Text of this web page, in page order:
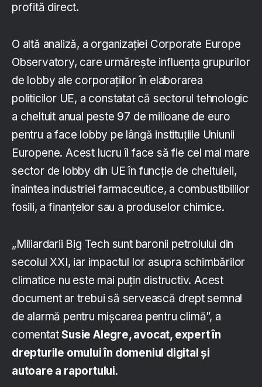
profită direct.
O altă analiză, a organizației Corporate Europe
Observatory, care urmărește influența grupurilor
de lobby ale corporațiilor în elaborarea
politicilor UE, a constatat că sectorul tehnologic
a cheltuit anual peste 97 de milioane de euro
pentru a face lobby pe lângă instituțiile Uniunii
Europene. Acest lucru îl face să fie cel mai mare
sector de lobby din UE în funcție de cheltuieli,
înaintea industriei farmaceutice, a combustibililor
fosili, a finanțelor sau a produselor chimice.
„Miliardarii Big Tech sunt baronii petrolului din
secolul XXI, iar impactul lor asupra schimbărilor
climatice nu este mai puțin distructiv. Acest
document ar trebui să servească drept semnal
de alarmă pentru mișcarea pentru climă”, a
comentatSusie Alegre, avocat, expert în
drepturile omului în domeniul digital și
autoare a raportului.